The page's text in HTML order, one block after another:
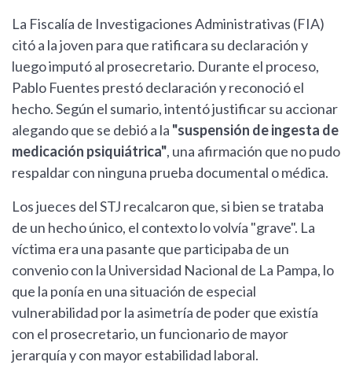
La Fiscalía de Investigaciones Administrativas (FIA)
citó a la joven para que ratificara su declaración y
luego imputó al prosecretario. Durante el proceso,
Pablo Fuentes prestó declaración y reconoció el
hecho. Según el sumario, intentó justificar su accionar
alegando que se debió a la "suspensión de ingesta de
medicación psiquiátrica", una afirmación que no pudo
respaldar con ninguna prueba documental o médica.
Los jueces del STJ recalcaron que, si bien se trataba
de un hecho único, el contexto lo volvía "grave". La
víctima era una pasante que participaba de un
convenio con la Universidad Nacional de La Pampa, lo
que la ponía en una situación de especial
vulnerabilidad por la asimetría de poder que existía
con el prosecretario, un funcionario de mayor
jerarquía y con mayor estabilidad laboral.